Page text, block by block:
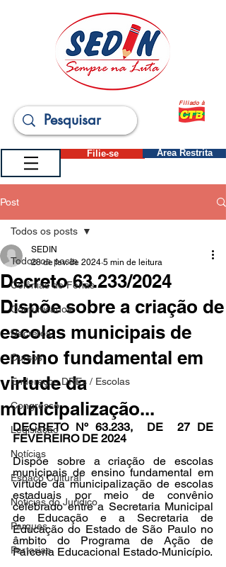
Filiado à
Filie-se Área Restrita
Post
Todos os posts
Colônias de Férias
Comunicados
Decretos
Cursos
Endereços DREs / Escolas
Congresso
Legislação
Notícias
Espaço Cultural
Notícias do Jurídico
Parques
Portarias
Todos os posts
Decreto 63.233/2024
Dispõe sobre a criação de
escolas municipais de
ensino fundamental em
virtude da
municipalização...
SEDIN
28 de fev. de 2024 5 min de leitura
DECRETO Nº 63.233,  DE  27 DE
FEVEREIRO DE 2024
Dispõe sobre a criação de escolas
municipais de ensino fundamental em
virtude da municipalização de escolas
estaduais por meio de convênio
celebrado entre a Secretaria Municipal
de Educação e a Secretaria de
Educação do Estado de São Paulo no
âmbito do Programa de Ação de
Parceria Educacional Estado-Município.